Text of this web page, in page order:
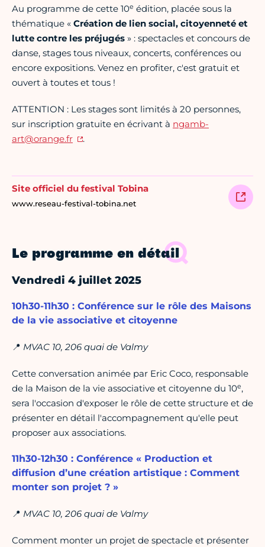
Au programme de cette 10e édition, placée sous la
thématique « Création de lien social, citoyenneté et
lutte contre les préjugés » : spectacles et concours de
danse, stages tous niveaux, concerts, conférences ou
encore expositions. Venez en profiter, c'est gratuit et
ouvert à toutes et tous !
ATTENTION : Les stages sont limités à 20 personnes,
sur inscription gratuite en écrivant à ngamb-
art@orange.fr
.
Site officiel du festival Tobina
www.reseau-festival-tobina.net
Le programme en détail
Vendredi 4 juillet 2025
10h30-11h30 : Conférence sur le rôle des Maisons
de la vie associative et citoyenne
📍 MVAC 10, 206 quai de Valmy
Cette conversation animée par Eric Coco, responsable
de la Maison de la vie associative et citoyenne du 10e,
sera l'occasion d'exposer le rôle de cette structure et de
présenter en détail l'accompagnement qu'elle peut
proposer aux associations.
11h30-12h30 : Conférence « Production et
diffusion d’une création artistique : Comment
monter son projet ? »
📍 MVAC 10, 206 quai de Valmy
Comment monter un projet de spectacle et présenter